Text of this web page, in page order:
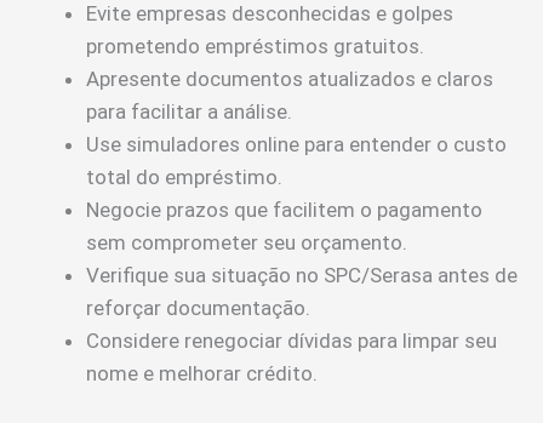
Evite empresas desconhecidas e golpes
prometendo empréstimos gratuitos.
Apresente documentos atualizados e claros
para facilitar a análise.
Use simuladores online para entender o custo
total do empréstimo.
Negocie prazos que facilitem o pagamento
sem comprometer seu orçamento.
Verifique sua situação no SPC/Serasa antes de
reforçar documentação.
Considere renegociar dívidas para limpar seu
nome e melhorar crédito.